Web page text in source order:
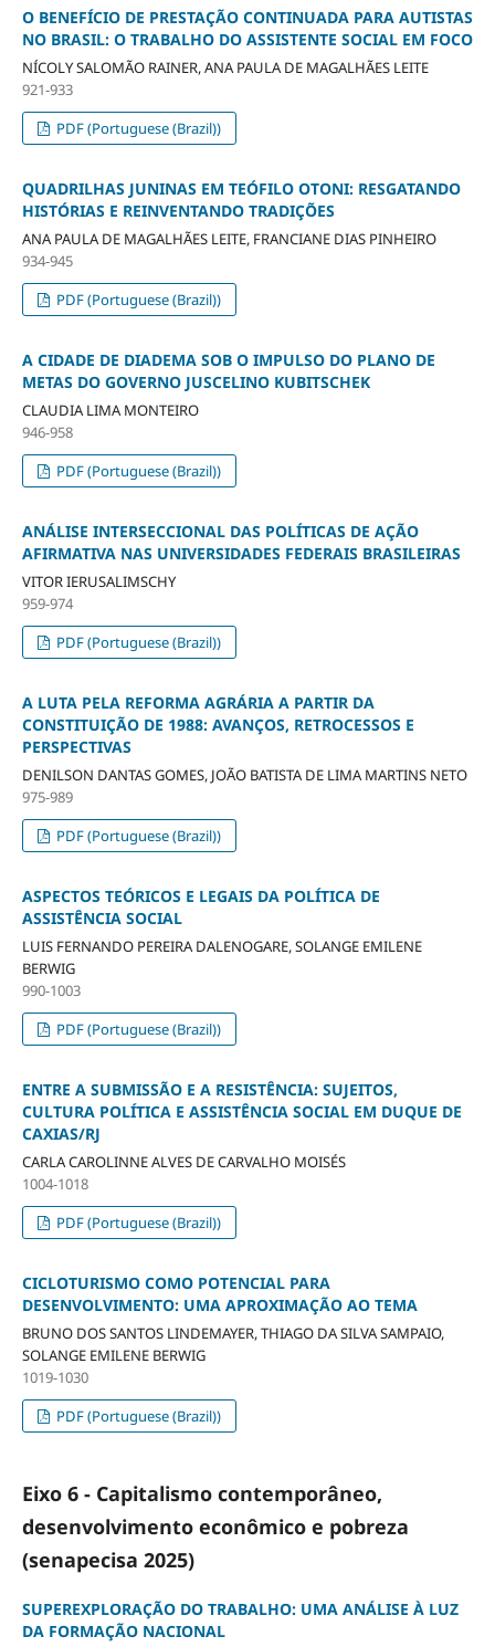
O BENEFÍCIO DE PRESTAÇÃO CONTINUADA PARA AUTISTAS
NO BRASIL: O TRABALHO DO ASSISTENTE SOCIAL EM FOCO
NÍCOLY SALOMÃO RAINER, ANA PAULA DE MAGALHÃES LEITE
921-933
PDF (Portuguese (Brazil))
QUADRILHAS JUNINAS EM TEÓFILO OTONI: RESGATANDO
HISTÓRIAS E REINVENTANDO TRADIÇÕES
ANA PAULA DE MAGALHÃES LEITE, FRANCIANE DIAS PINHEIRO
934-945
PDF (Portuguese (Brazil))
A CIDADE DE DIADEMA SOB O IMPULSO DO PLANO DE
METAS DO GOVERNO JUSCELINO KUBITSCHEK
CLAUDIA LIMA MONTEIRO
946-958
PDF (Portuguese (Brazil))
ANÁLISE INTERSECCIONAL DAS POLÍTICAS DE AÇÃO
AFIRMATIVA NAS UNIVERSIDADES FEDERAIS BRASILEIRAS
VITOR IERUSALIMSCHY
959-974
PDF (Portuguese (Brazil))
A LUTA PELA REFORMA AGRÁRIA A PARTIR DA
CONSTITUIÇÃO DE 1988: AVANÇOS, RETROCESSOS E
PERSPECTIVAS
DENILSON DANTAS GOMES, JOÃO BATISTA DE LIMA MARTINS NETO
975-989
PDF (Portuguese (Brazil))
ASPECTOS TEÓRICOS E LEGAIS DA POLÍTICA DE
ASSISTÊNCIA SOCIAL
LUIS FERNANDO PEREIRA DALENOGARE, SOLANGE EMILENE
BERWIG
990-1003
PDF (Portuguese (Brazil))
ENTRE A SUBMISSÃO E A RESISTÊNCIA: SUJEITOS,
CULTURA POLÍTICA E ASSISTÊNCIA SOCIAL EM DUQUE DE
CAXIAS/RJ
CARLA CAROLINNE ALVES DE CARVALHO MOISÉS
1004-1018
PDF (Portuguese (Brazil))
CICLOTURISMO COMO POTENCIAL PARA
DESENVOLVIMENTO: UMA APROXIMAÇÃO AO TEMA
BRUNO DOS SANTOS LINDEMAYER, THIAGO DA SILVA SAMPAIO,
SOLANGE EMILENE BERWIG
1019-1030
PDF (Portuguese (Brazil))
Eixo 6 - Capitalismo contemporâneo,
desenvolvimento econômico e pobreza
(senapecisa 2025)
SUPEREXPLORAÇÃO DO TRABALHO: UMA ANÁLISE À LUZ
DA FORMAÇÃO NACIONAL